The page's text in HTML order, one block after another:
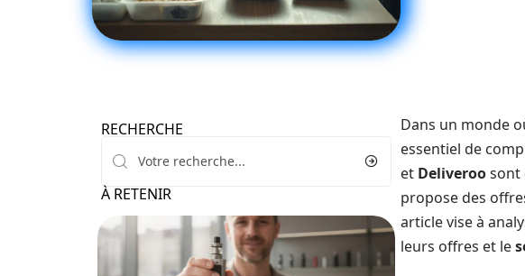
RECHERCHE
À RETENIR
Dans un monde
essentiel de
et Deliveroosont
propose des
article vise à
leurs offres et le